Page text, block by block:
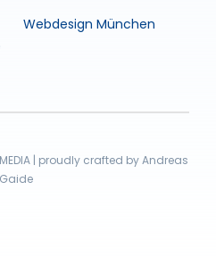
Webdesign München
| proudly crafted by Andreas
Gaide